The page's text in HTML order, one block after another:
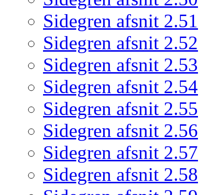
Sidegren afsnit 2.51
Sidegren afsnit 2.52
Sidegren afsnit 2.53
Sidegren afsnit 2.54
Sidegren afsnit 2.55
Sidegren afsnit 2.56
Sidegren afsnit 2.57
Sidegren afsnit 2.58